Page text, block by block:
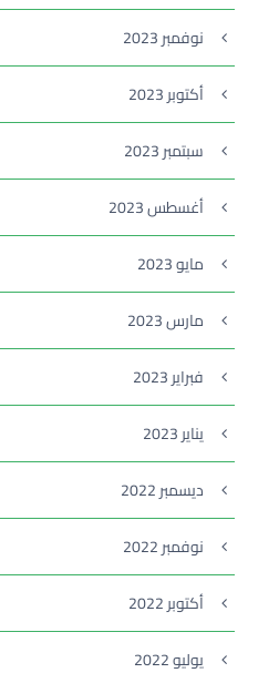
نوفمبر 2023
أكتوبر 2023
سبتمبر 2023
أغسطس 2023
مايو 2023
مارس 2023
فبراير 2023
يناير 2023
ديسمبر 2022
نوفمبر 2022
أكتوبر 2022
يوليو 2022